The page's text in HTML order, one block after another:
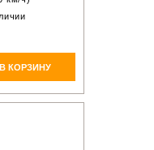
В КОРЗИНУ